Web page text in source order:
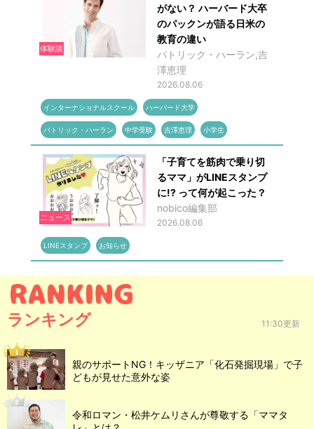
体験談
がない？ ハーバード大卒
のパックンが語る日米の
教育の違い
パトリック・ハーラン,吉
澤恵理
2026.08.06
インターナショナルスクール ハーバード大学
パトリック・ハーラン 中学受験 吉澤恵理 小学生
ニュース
「子育てを筋肉で乗り切
るママ」がLINEスタンプ
に!? って何が起こった？
nobico編集部
2026.08.06
LINEスタンプ お知らせ
ランキング 11:30更新
親のサポートNG！キッザニア「化石発掘現場」で子
どもが見せた意外な姿
令和ロマン・松井ケムリさんが尊敬する「ママタ